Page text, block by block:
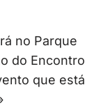
no Parque
do Encontro
que está